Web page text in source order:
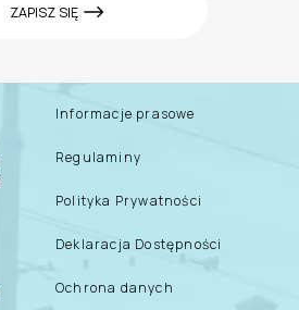
ZAPISZ SIĘ
Informacje prasowe
Regulaminy
Polityka Prywatności
Deklaracja Dostępności
Ochrona danych